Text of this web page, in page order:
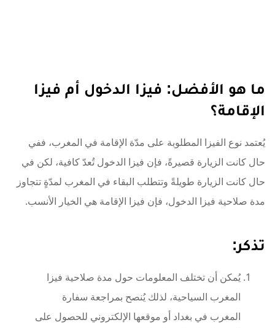
ما هو الأفضل: فيزا الدخول أم فيزا
الإقامة؟
يُعتمد نوع الفيزا المطلوبة على مدّة الإقامة في المغرب، ففي
حال كانت الزيارة قصيرةً، فإن فيزا الدخول تُعدّ كافية، لكن في
حال كانت الزيارة طويلةً وتتطلب البقاء في المغرب لمدّةٍ تتجاوز
مدة صلاحية فيزا الدخول، فإن فيزا الإقامة هي الخيار الأنسب.
تذكر:
يُمكن أن تختلف المعلومات حول مدة صلاحية فيزا
المغرب السياحية، لذلك يُنصح بمراجعة سفارة
المغرب في بغداد أو موقعها الإلكتروني للحصول على